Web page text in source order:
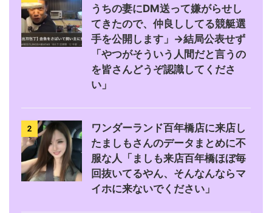
うちの妻にDM送って嫌がらせし
てきたので、仲良ししてる競艇選
手を公開します」→結局公表せず
「やつがそういう人間だと言うの
を皆さんどうぞ認識してくださ
い」
2
ワンダーランド百年橋店に来店し
たましもさんのデータまとめに不
服な人「ましも来店百年橋ほぼ毎
回抜いてるやん、そんなんならマ
イホに来ないでください」